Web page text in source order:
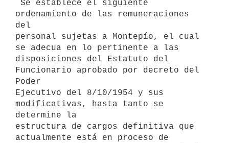
ordenamiento de las remuneraciones
del
personal sujetas a Montepío, el cual
se adecua en lo pertinente a las
disposiciones del Estatuto del
Funcionario aprobado por decreto del
Poder
Ejecutivo del 8/10/1954 y sus
modificativas, hasta tanto se
determine la
estructura de cargos definitiva que
actualmente está en proceso de